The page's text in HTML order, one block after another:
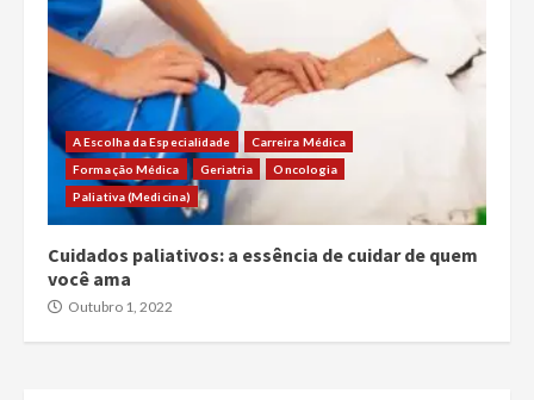
A Escolha da Especialidade
Carreira Médica
Formação Médica
Geriatria
Oncologia
Paliativa (Medicina)
Cuidados paliativos: a essência de cuidar de quem
você ama
Outubro 1, 2022